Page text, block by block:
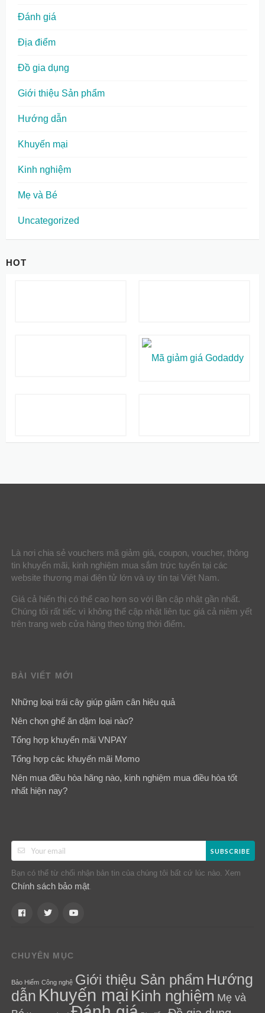
Đánh giá
Địa điểm
Đồ gia dụng
Giới thiệu Sản phẩm
Hướng dẫn
Khuyến mại
Kinh nghiệm
Mẹ và Bé
Uncategorized
HOT
Là nơi chia sẻ vouchers mã giảm giá, coupon, voucher, thông
tin khuyến mãi, kinh nghiệm mua sắm trức tuyến tại các
website thương mại điện tử lớn và uy tín tại Việt Nam.
Giá cả hiển thị có thể cao hơn so với lần cập nhật gần nhất.
Chúng tôi rất tiếc vì không thể cập nhật liên tục giá cả niêm yết
trên trang web cửa hàng theo từng thời điểm.
BÀI VIẾT MỚI
Những loại trái cây giúp giảm cân hiệu quả
Nên chọn ghế ăn dặm loại nào?
Tổng hợp khuyến mãi VNPAY
Tổng hợp các khuyến mãi Momo
Nên mua điều hòa hãng nào, kinh nghiệm mua điều hòa tốt
nhất hiện nay?
SUBSCRIBE
Bạn có thể từ chối nhận bản tin của chúng tôi bất cứ lúc nào. Xem
Chính sách bảo mật.
CHUYÊN MỤC
Bảo Hiểm Công nghệ Giới thiệu Sản phẩm Hướng
dẫn Khuyến mại Kinh nghiệm Mẹ và